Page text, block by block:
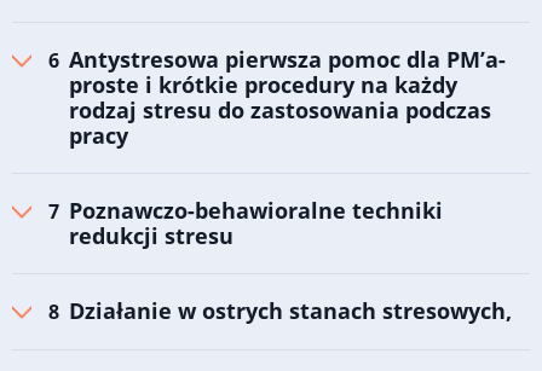
Antystresowa pierwsza pomoc dla PM’a-
proste i krótkie procedury na każdy
rodzaj stresu do zastosowania podczas
pracy
Poznawczo-behawioralne techniki
redukcji stresu
Działanie w ostrych stanach stresowych,